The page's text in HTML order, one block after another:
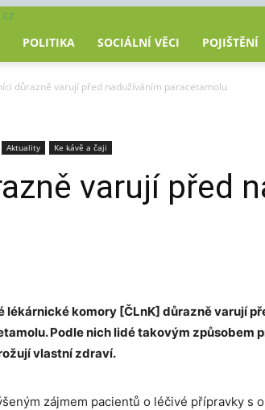
POLITIKA SOCIÁLNÍ VĚCI POJIŠTĚNÍ
důrazně varují před nadužíváním paracetamolu
Aktuality Ke kávě a čaji
varují před
komory [ČLnK] důrazně varují
Podle nich lidé takovým způsobem
vlastní zdraví.
zájmem pacientů o léčivé přípravky s